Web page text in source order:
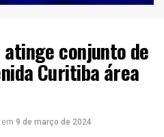
conjunto de
Curitiba área
em 9 de março de 2024